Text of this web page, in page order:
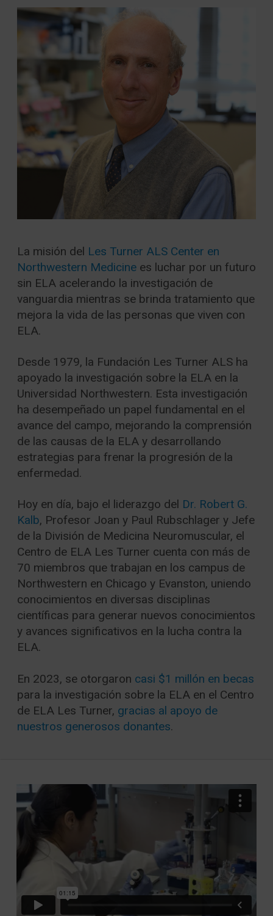
La misión del Les Turner ALS Center en
Northwestern Medicinees luchar por un futuro
sin ELA acelerando la investigación de
vanguardia mientras se brinda tratamiento que
mejora la vida de las personas que viven con
ELA.
Desde 1979, la Fundación Les Turner ALS ha
apoyado la investigación sobre la ELA en la
Universidad Northwestern. Esta investigación
ha desempeñado un papel fundamental en el
avance del campo, mejorando la comprensión
de las causas de la ELA y desarrollando
estrategias para frenar la progresión de la
enfermedad.
Hoy en día, bajo el liderazgo del Dr. Robert G.
Kalb, Profesor Joan y Paul Rubschlager y Jefe
de la División de Medicina Neuromuscular, el
Centro de ELA Les Turner cuenta con más de
70 miembros que trabajan en los campus de
Northwestern en Chicago y Evanston, uniendo
conocimientos en diversas disciplinas
científicas para generar nuevos conocimientos
y avances significativos en la lucha contra la
ELA.
En 2023, se otorgaron casi $1 millón en becas
para la investigación sobre la ELA en el Centro
de ELA Les Turner, gracias al apoyo de
nuestros generosos donantes.